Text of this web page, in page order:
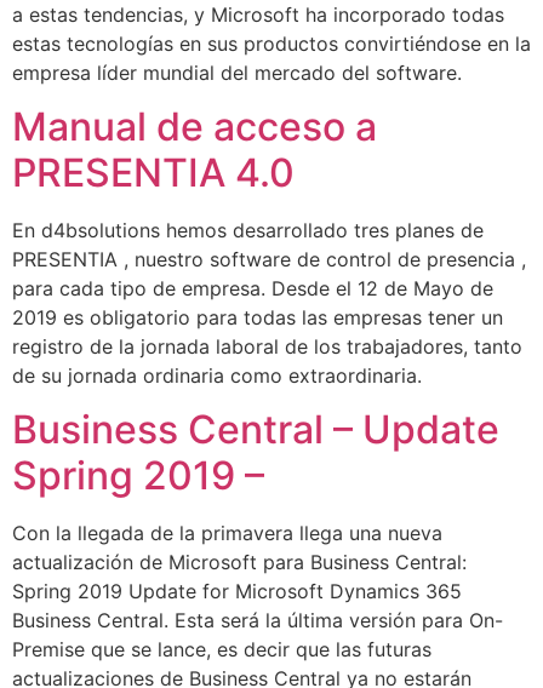
a estas tendencias, y Microsoft ha incorporado todas
estas tecnologías en sus productos convirtiéndose en la
empresa líder mundial del mercado del software.
Manual de acceso a
PRESENTIA 4.0
En d4bsolutions hemos desarrollado tres planes de
PRESENTIA , nuestro software de control de presencia ,
para cada tipo de empresa. Desde el 12 de Mayo de
2019 es obligatorio para todas las empresas tener un
registro de la jornada laboral de los trabajadores, tanto
de su jornada ordinaria como extraordinaria.
Business Central – Update
Spring 2019 –
Con la llegada de la primavera llega una nueva
actualización de Microsoft para Business Central:
Spring 2019 Update for Microsoft Dynamics 365
Business Central. Esta será la última versión para On-
Premise que se lance, es decir que las futuras
actualizaciones de Business Central ya no estarán